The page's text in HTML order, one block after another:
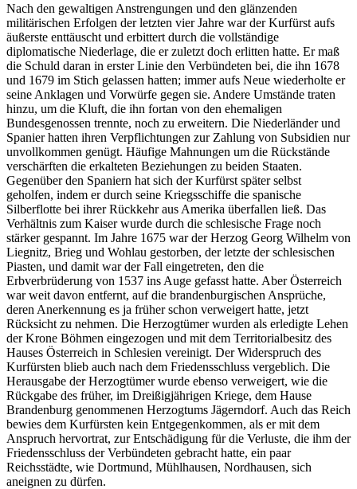
Nach den gewaltigen Anstrengungen und den glänzenden
militärischen Erfolgen der letzten vier Jahre war der Kurfürst aufs
äußerste enttäuscht und erbittert durch die vollständige
diplomatische Niederlage, die er zuletzt doch erlitten hatte. Er maß
die Schuld daran in erster Linie den Verbündeten bei, die ihn 1678
und 1679 im Stich gelassen hatten; immer aufs Neue wiederholte er
seine Anklagen und Vorwürfe gegen sie. Andere Umstände traten
hinzu, um die Kluft, die ihn fortan von den ehemaligen
Bundesgenossen trennte, noch zu erweitern. Die Niederländer und
Spanier hatten ihren Verpflichtungen zur Zahlung von Subsidien nur
unvollkommen genügt. Häufige Mahnungen um die Rückstände
verschärften die erkalteten Beziehungen zu beiden Staaten.
Gegenüber den Spaniern hat sich der Kurfürst später selbst
geholfen, indem er durch seine Kriegsschiffe die spanische
Silberflotte bei ihrer Rückkehr aus Amerika überfallen ließ. Das
Verhältnis zum Kaiser wurde durch die schlesische Frage noch
stärker gespannt. Im Jahre 1675 war der Herzog Georg Wilhelm von
Liegnitz, Brieg und Wohlau gestorben, der letzte der schlesischen
Piasten, und damit war der Fall eingetreten, den die
Erbverbrüderung von 1537 ins Auge gefasst hatte. Aber Österreich
war weit davon entfernt, auf die brandenburgischen Ansprüche,
deren Anerkennung es ja früher schon verweigert hatte, jetzt
Rücksicht zu nehmen. Die Herzogtümer wurden als erledigte Lehen
der Krone Böhmen eingezogen und mit dem Territorialbesitz des
Hauses Österreich in Schlesien vereinigt. Der Widerspruch des
Kurfürsten blieb auch nach dem Friedensschluss vergeblich. Die
Herausgabe der Herzogtümer wurde ebenso verweigert, wie die
Rückgabe des früher, im Dreißigjährigen Kriege, dem Hause
Brandenburg genommenen Herzogtums Jägerndorf. Auch das Reich
bewies dem Kurfürsten kein Entgegenkommen, als er mit dem
Anspruch hervortrat, zur Entschädigung für die Verluste, die ihm der
Friedensschluss der Verbündeten gebracht hatte, ein paar
Reichsstädte, wie Dortmund, Mühlhausen, Nordhausen, sich
aneignen zu dürfen.